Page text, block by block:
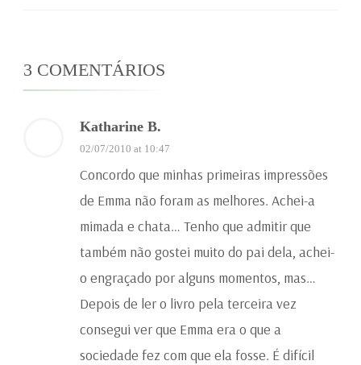
3 COMENTÁRIOS
Katharine B.
02/07/2010 at 10:47
Concordo que minhas primeiras impressões
de Emma não foram as melhores. Achei-a
mimada e chata… Tenho que admitir que
também não gostei muito do pai dela, achei-
o engraçado por alguns momentos, mas…
Depois de ler o livro pela terceira vez
consegui ver que Emma era o que a
sociedade fez com que ela fosse. É difícil